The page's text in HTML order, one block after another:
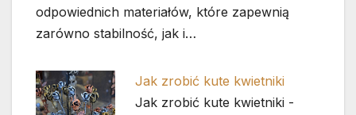
odpowiednich materiałów, które zapewnią
zarówno stabilność, jak i…
Jak zrobić kute kwietniki
Jak zrobić kute kwietniki -